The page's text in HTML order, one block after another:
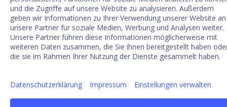
und die Zugriffe auf unsere Website zu analysieren. Außerdem
geben wir Informationen zu Ihrer Verwendung unserer Website an
unsere Partner für soziale Medien, Werbung und Analysen weiter.
Unsere Partner führen diese Informationen möglicherweise mit
weiteren Daten zusammen, die Sie ihnen bereitgestellt haben
die sie im Rahmen Ihrer Nutzung der Dienste gesammelt haben.
Datenschutzerklärung Impressum Einstellungen verwalten
INNOVATION